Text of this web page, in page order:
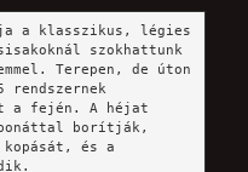
a klasszikus, légies
szokhattunk
Terepen, de úton
rendszernek
a fején. A héjat
borítják,
kopását, és a